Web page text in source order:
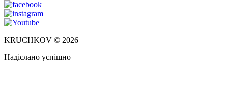
KRUCHKOV © 2026
Надіслано успішно